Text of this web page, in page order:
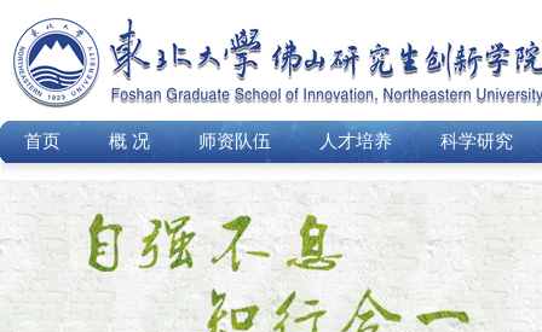
首页 概 况 师资队伍 人才培养 科学研究